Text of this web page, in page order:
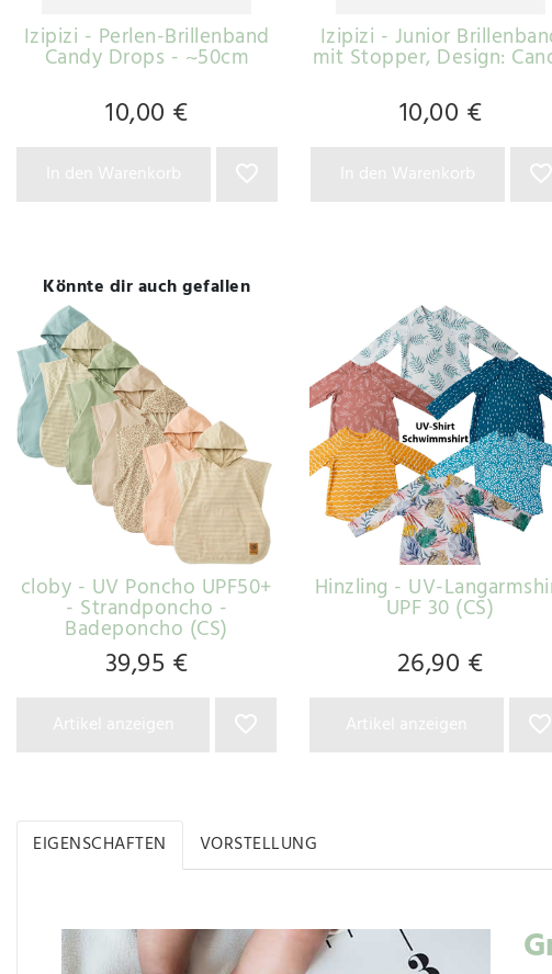
Izipizi - Perlen-Brillenband
Candy Drops - ~50cm
10,00 €
Izipizi - Junior
mit Stopper, Design:
10,00 €
Könnte dir auch gefallen
cloby - UV Poncho UPF50+
- Strandponcho -
Badeponcho (CS)
39,95 €
Hinzling - UV-
UPF 30 (CS)
26,90 €
EIGENSCHAFTEN VORSTELLUNG